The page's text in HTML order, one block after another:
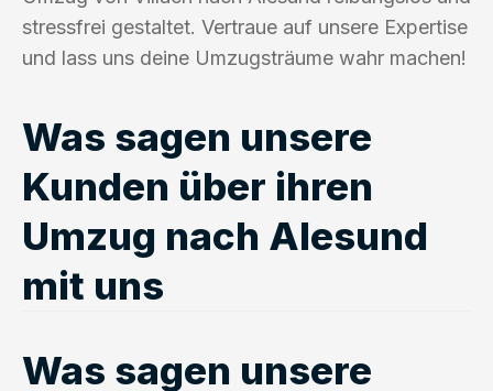
stressfrei gestaltet. Vertraue auf unsere Expertise
und lass uns deine Umzugsträume wahr machen!
Was sagen unsere
Kunden über ihren
Umzug nach Alesund
mit uns
Was sagen unsere